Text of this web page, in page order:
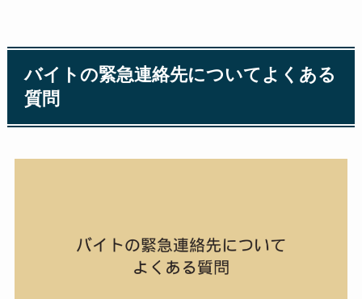
バイトの緊急連絡先についてよくある
質問